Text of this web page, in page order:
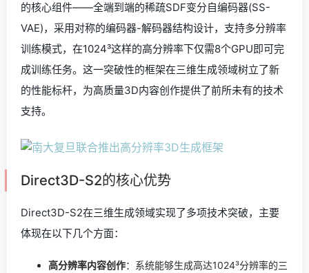
的核心组件——全端到端的稀疏SDF变分自编码器(SS-
VAE)，采用对称的编码器-解码器结构设计，支持多分辨率
训练模式，在1024³这样的高分辨率下仅需8个GPU即可完
成训练任务。这一突破性的框架在三维生成领域树立了新
的性能标杆，为高质量3D内容创作提供了前所未有的技术
支持。
Direct3D-S2的核心优势
Direct3D-S2在三维生成领域实现了多项技术突破，主要
体现在以下几个方面：
高分辨率内容创作：系统能够生成高达1024³分辨率的三